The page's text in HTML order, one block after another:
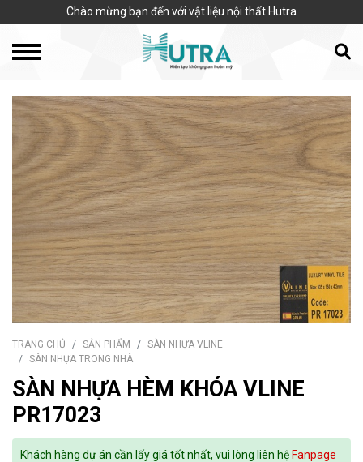
Chào mừng bạn đến với vật liệu nội thất Hutra
TRANG CHỦ SẢN PHẨM
SÀN NHỰA VLINE
SÀN NHỰA TRONG NHÀ
SÀN NHỰA HÈM KHÓA VLINE
PR17023
Khách hàng dự án cần lấy giá tốt nhất, vui lòng liên hệ Fanpage